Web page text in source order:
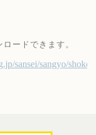
ードできます。
sansei/sangyo/